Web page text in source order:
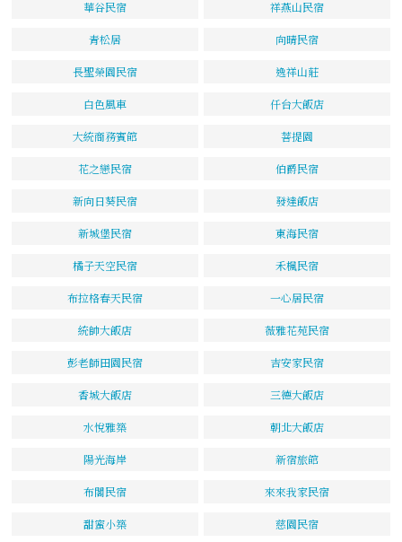
華谷民宿 祥燕山民宿
青松居 向晴民宿
長聖榮園民宿 逸祥山莊
白色風車 仟台大飯店
大統商務賓館 菩提園
花之戀民宿 伯爵民宿
新向日葵民宿 發達飯店
新城堡民宿 東海民宿
橘子天空民宿 禾楓民宿
布拉格春天民宿 一心居民宿
統帥大飯店 薇雅花苑民宿
彭老師田園民宿 吉安家民宿
香城大飯店 三德大飯店
水悅雅築 朝北大飯店
陽光海岸 新宿旅館
布閣民宿 來來我家民宿
甜蜜小築 慈園民宿